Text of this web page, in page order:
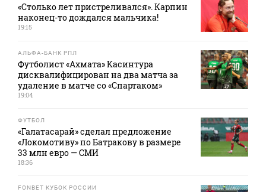
«Столько лет пристреливался». Карпин
наконец-то дождался мальчика!
19:15
АЛЬФА-БАНК РПЛ
Футболист «Ахмата» Касинтура
дисквалифицирован на два матча за
удаление в матче со «Спартаком»
19:04
ФУТБОЛ
«Галатасарай» сделал предложение
«Локомотиву» по Батракову в размере
33 млн евро — СМИ
18:36
FONBET КУБОК РОССИИ